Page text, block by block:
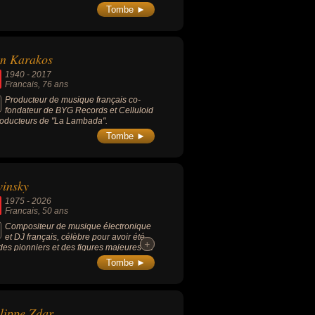
du magasin de disques parisien Open
et fut une figure centrale de la contre-
Tombe ►
Karakos
1940 -2017
Francais, 76 ans
Producteur de musique français co-
fondateur de BYG Records et Celluloid
de "La Lambada".
Tombe ►
1975 -2026
Francais, 50 ans
Compositeur de musique électronique
et DJ français, célèbre pour avoir été
pionniers et des figures majeures du
musical synthwave (sonorités rétro-
inspirées des années 1980), son
pour sur son alter ego (un homme
+
+
Tombe ►